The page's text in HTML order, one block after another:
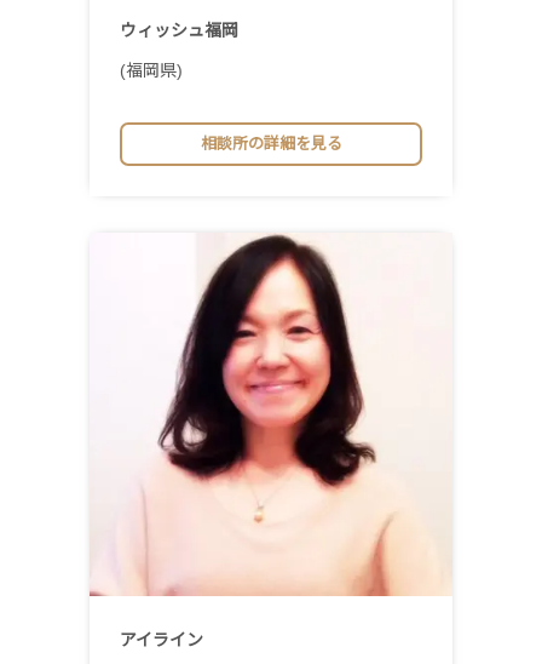
ウィッシュ福岡
(福岡県)
相談所の詳細を見る
アイライン